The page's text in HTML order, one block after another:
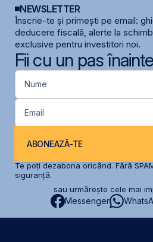
NEWSLETTER
Înscrie-te și primești pe email:
deducere fiscală, alerte la
exclusive pentru investitori noi.
Fii cu un pas
Nume
Email
ABONEAZĂ-TE
Te poți dezabona oricând. Fără
siguranță.
sau urmărește cele mai
Messenger